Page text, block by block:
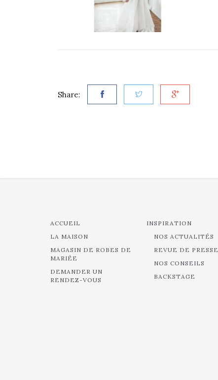
Share:
ACCUEIL
LA MAISON
MAGASIN DE ROBES DE
MARIÉE
DEMANDER UN
RENDEZ-VOUS
INSPIRATION
NOS ACTUALITÉS
REVUE DE PRESSE
NOS CONSEILS
BACKSTAGE